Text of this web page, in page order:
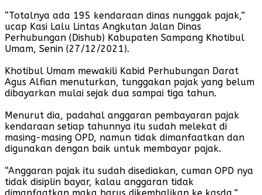
“Totalnya ada 195 kendaraan dinas nunggak pajak,”
ucap Kasi Lalu Lintas Angkutan Jalan Dinas
Perhubungan (Dishub) Kabupaten Sampang Khotibul
Umam, Senin (27/12/2021).
Khotibul Umam mewakili Kabid Perhubungan Darat
Agus Alfian menuturkan, tunggakan pajak yang belum
dibayarkan mulai sejak dua sampai tiga tahun.
Menurut dia, padahal anggaran pembayaran pajak
kendaraan setiap tahunnya itu sudah melekat di
masing-masing OPD, namun tidak dimanfaatkan dan
digunakan dengan baik untuk membayar pajak.
“Anggaran pajak itu sudah disediakan, cuman OPD nya
tidak disiplin bayar, kalau anggaran tidak